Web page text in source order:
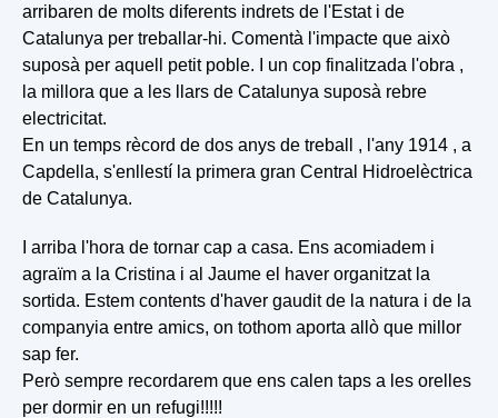
arribaren de molts diferents indrets de l'Estat i de
Catalunya per treballar-hi. Comentà l'impacte que això
suposà per aquell petit poble. I un cop finalitzada l'obra ,
la millora que a les llars de Catalunya suposà rebre
electricitat.
En un temps rècord de dos anys de treball , l'any 1914 , a
Capdella, s'enllestí la primera gran Central Hidroelèctrica
de Catalunya.
I arriba l'hora de tornar cap a casa. Ens acomiadem i
agraïm a la Cristina i al Jaume el haver organitzat la
sortida. Estem contents d'haver gaudit de la natura i de la
companyia entre amics, on tothom aporta allò que millor
sap fer.
Però sempre recordarem que ens calen taps a les orelles
per dormir en un refugi!!!!!